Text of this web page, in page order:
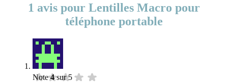
1 avis pour Lentilles Macro pour
téléphone portable
Note4sur 5